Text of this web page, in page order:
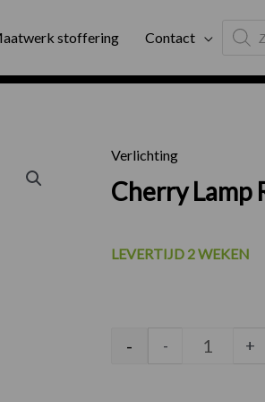
stoffering Contact
search
werkdagen geleverd
Verlichting
Cherry Lamp
LEVERTIJD 2 WEKEN
- - +